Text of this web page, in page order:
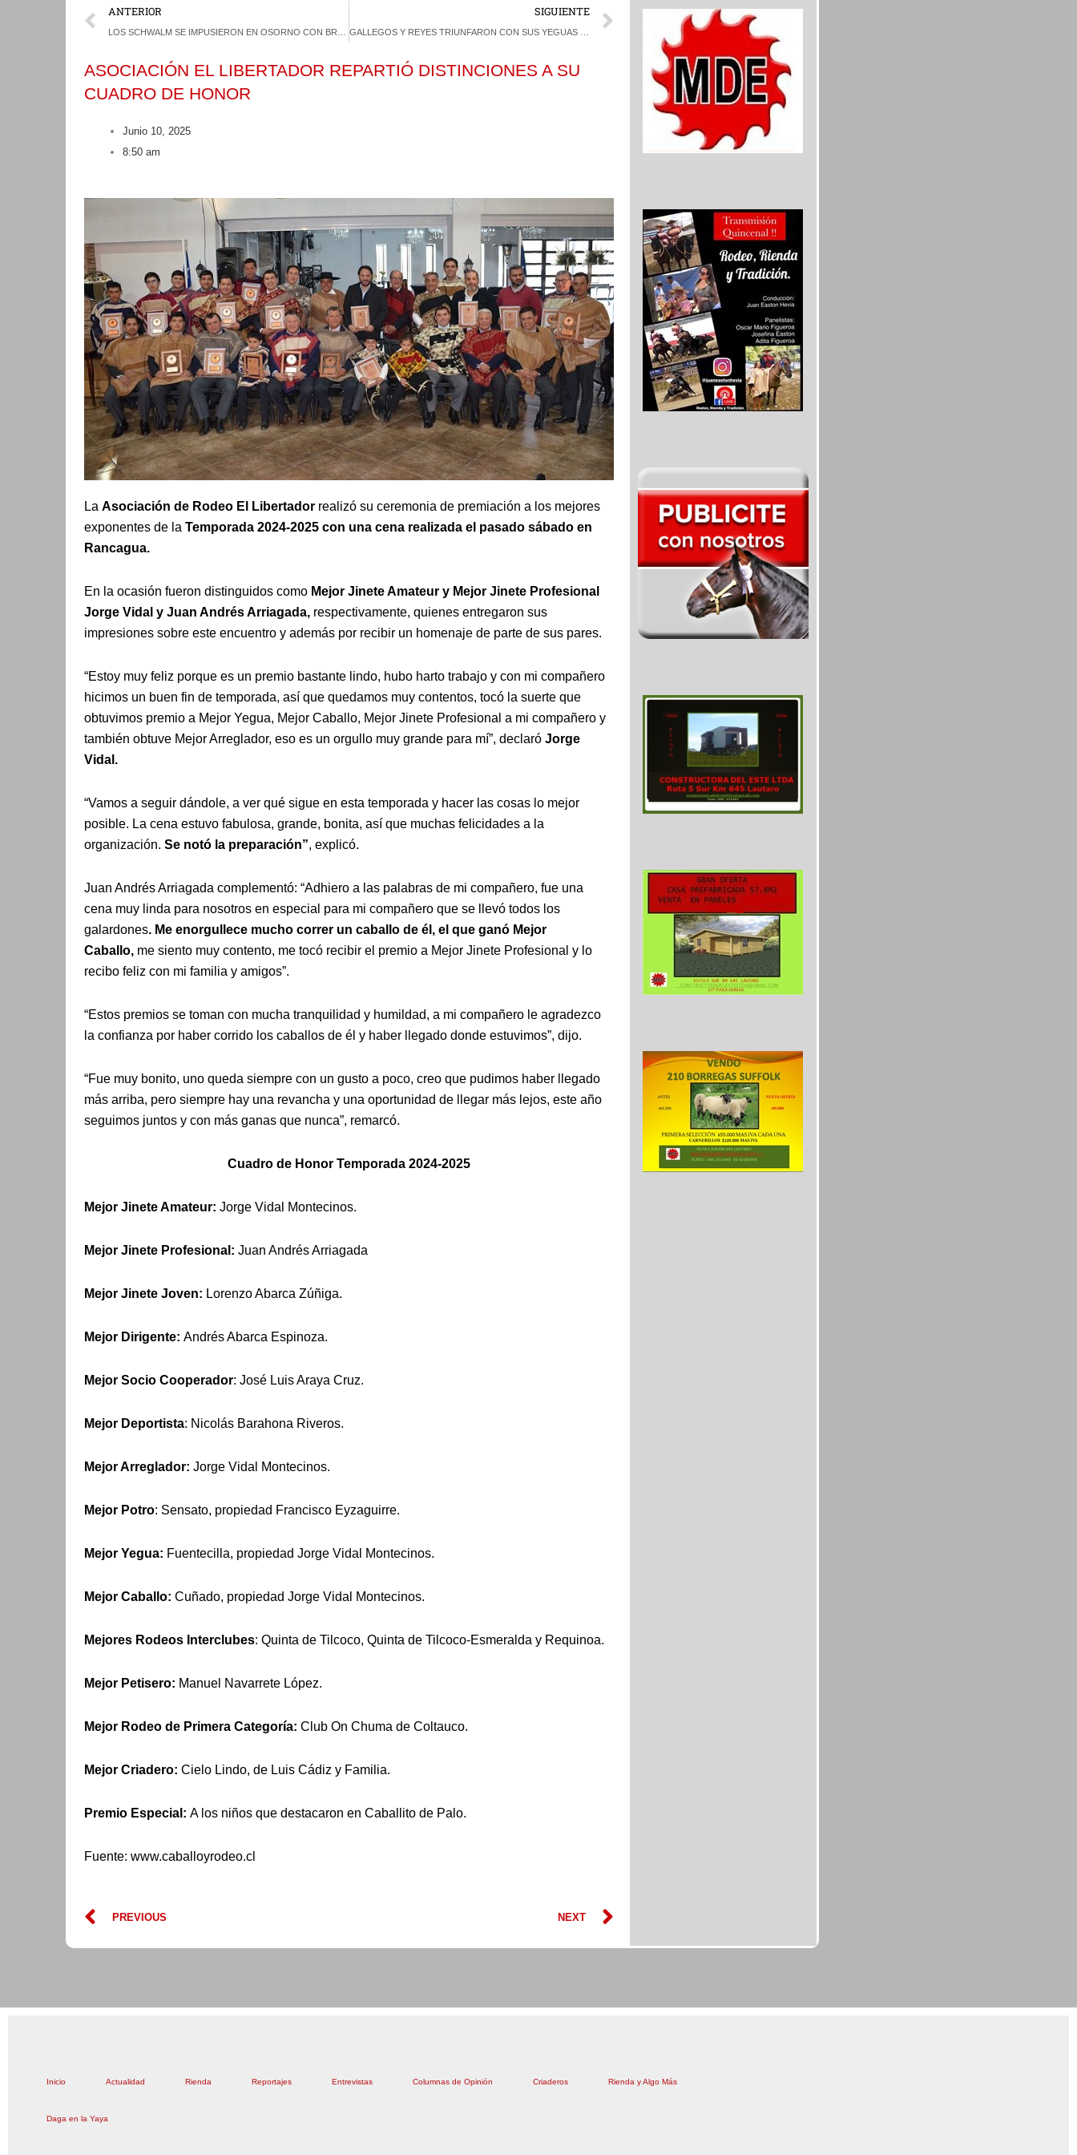
Prev
ANTERIOR SIGUIENTE Next
ASOCIACIÓN EL LIBERTADOR REPARTIÓ DISTINCIONES A SU
CUADRO DE HONOR
Junio 10, 2025
8:50 am
La Asociación de Rodeo El Libertador realizó su ceremonia de premiación a los mejores
exponentes de la Temporada 2024-2025 con una cena realizada el pasado sábado en
Rancagua.
En la ocasión fueron distinguidos como Mejor Jinete Amateur y Mejor Jinete Profesional
Jorge Vidal y Juan Andrés Arriagada, respectivamente, quienes entregaron sus
impresiones sobre este encuentro y además por recibir un homenaje de parte de sus pares.
“Estoy muy feliz porque es un premio bastante lindo, hubo harto trabajo y con mi compañero
hicimos un buen fin de temporada, así que quedamos muy contentos, tocó la suerte que
obtuvimos premio a Mejor Yegua, Mejor Caballo, Mejor Jinete Profesional a mi compañero y
también obtuve Mejor Arreglador, eso es un orgullo muy grande para mí”, declaró Jorge
Vidal.
“Vamos a seguir dándole, a ver qué sigue en esta temporada y hacer las cosas lo mejor
posible. La cena estuvo fabulosa, grande, bonita, así que muchas felicidades a la
organización. Se notó la preparación”, explicó.
Juan Andrés Arriagada complementó: “Adhiero a las palabras de mi compañero, fue una
cena muy linda para nosotros en especial para mi compañero que se llevó todos los
galardones. Me enorgullece mucho correr un caballo de él, el que ganó Mejor
Caballo, me siento muy contento, me tocó recibir el premio a Mejor Jinete Profesional y lo
recibo feliz con mi familia y amigos”.
“Estos premios se toman con mucha tranquilidad y humildad, a mi compañero le agradezco
la confianza por haber corrido los caballos de él y haber llegado donde estuvimos”, dijo.
“Fue muy bonito, uno queda siempre con un gusto a poco, creo que pudimos haber llegado
más arriba, pero siempre hay una revancha y una oportunidad de llegar más lejos, este año
seguimos juntos y con más ganas que nunca”, remarcó.
Cuadro de Honor Temporada 2024-2025
Mejor Jinete Amateur: Jorge Vidal Montecinos.
Mejor Jinete Profesional: Juan Andrés Arriagada
Mejor Jinete Joven: Lorenzo Abarca Zúñiga.
Mejor Dirigente: Andrés Abarca Espinoza.
Mejor Socio Cooperador: José Luis Araya Cruz.
Mejor Deportista: Nicolás Barahona Riveros.
Mejor Arreglador: Jorge Vidal Montecinos.
Mejor Potro: Sensato, propiedad Francisco Eyzaguirre.
Mejor Yegua: Fuentecilla, propiedad Jorge Vidal Montecinos.
Mejor Caballo: Cuñado, propiedad Jorge Vidal Montecinos.
Mejores Rodeos Interclubes: Quinta de Tilcoco, Quinta de Tilcoco-Esmeralda y Requinoa.
Mejor Petisero: Manuel Navarrete López.
Mejor Rodeo de Primera Categoría: Club On Chuma de Coltauco.
Mejor Criadero: Cielo Lindo, de Luis Cádiz y Familia.
Premio Especial: A los niños que destacaron en Caballito de Palo.
Fuente: www.caballoyrodeo.cl
Prev
PREVIOUS NEXT Next
Inicio Actualidad Rienda Reportajes Entrevistas Columnas de Opinión Criaderos Rienda y Algo Más
Daga en la Yaya